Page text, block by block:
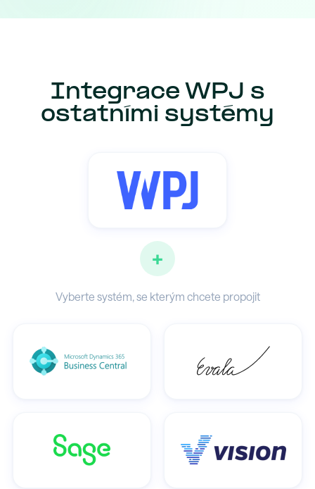
Integrace WPJ s
ostatními systémy
+
Vyberte systém, se kterým chcete propojit